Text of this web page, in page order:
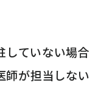
していない場合
師が担当しない